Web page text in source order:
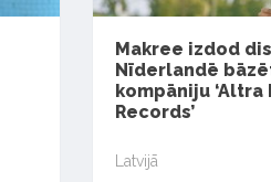
Makree izdod
Nīderlandē
kompāniju ‘Altra
Records’
Latvijā